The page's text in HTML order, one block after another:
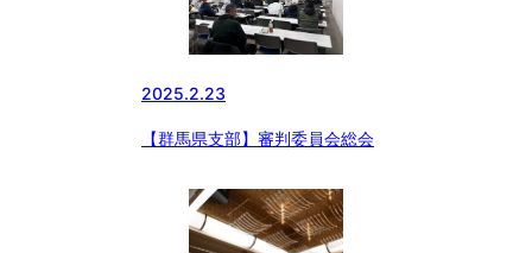
2025.2.23
【群馬県支部】審判委員会総会